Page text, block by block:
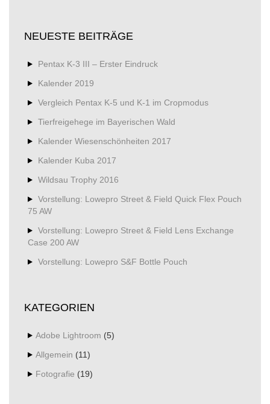
NEUESTE BEITRÄGE
Pentax K-3 III – Erster Eindruck
Kalender 2019
Vergleich Pentax K-5 und K-1 im Cropmodus
Tierfreigehege im Bayerischen Wald
Kalender Wiesenschönheiten 2017
Kalender Kuba 2017
Wildsau Trophy 2016
Vorstellung: Lowepro Street & Field Quick Flex Pouch
75 AW
Vorstellung: Lowepro Street & Field Lens Exchange
Case 200 AW
Vorstellung: Lowepro S&F Bottle Pouch
KATEGORIEN
Adobe Lightroom (5)
Allgemein (11)
Fotografie (19)